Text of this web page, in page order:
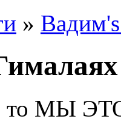
»
то МЫ